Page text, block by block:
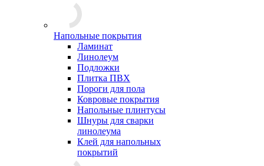
Напольные покрытия
Ламинат
Линолеум
Подложки
Плитка ПВХ
Пороги для пола
Ковровые покрытия
Напольные плинтусы
Шнуры для сварки
линолеума
Клей для напольных
покрытий